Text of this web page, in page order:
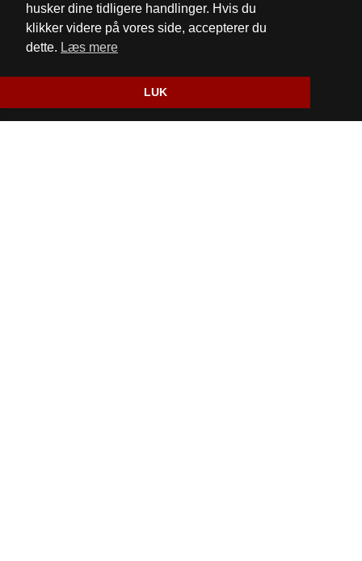
husker dine tidligere handlinger. Hvis du
klikker videre på vores side, accepterer du
dette. Læs mere
LUK
Fødevarestyrelsens kontrolrapport